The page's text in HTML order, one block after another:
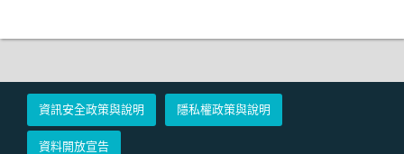
資訊安全政策與說明 隱私權政策與說明
資料開放宣告